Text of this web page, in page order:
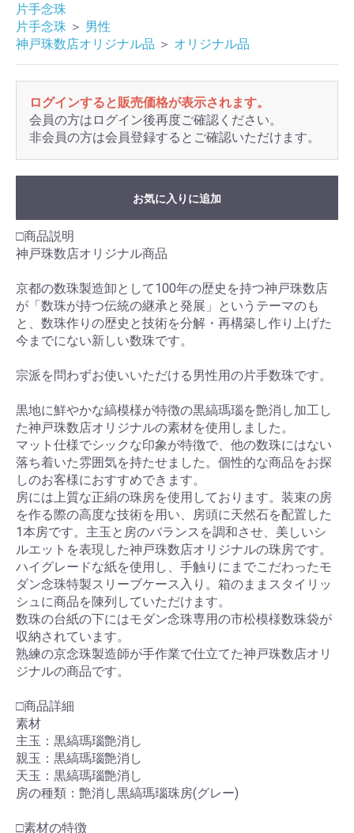
片手念珠
片手念珠 ＞ 男性
神戸珠数店オリジナル品 ＞ オリジナル品
ログインすると販売価格が表示されます。
会員の方はログイン後再度ご確認ください。
非会員の方は会員登録するとご確認いただけます。
お気に入りに追加
□商品説明
神戸珠数店オリジナル商品
京都の数珠製造卸として100年の歴史を持つ神戸珠数店
が「数珠が持つ伝統の継承と発展」というテーマのも
と、数珠作りの歴史と技術を分解・再構築し作り上げた
今までにない新しい数珠です。
宗派を問わずお使いいただける男性用の片手数珠です。
黒地に鮮やかな縞模様が特徴の黒縞瑪瑙を艶消し加工し
た神戸珠数店オリジナルの素材を使用しました。
マット仕様でシックな印象が特徴で、他の数珠にはない
落ち着いた雰囲気を持たせました。個性的な商品をお探
しのお客様におすすめできます。
房には上質な正絹の珠房を使用しております。装束の房
を作る際の高度な技術を用い、房頭に天然石を配置した
1本房です。主玉と房のバランスを調和させ、美しいシ
ルエットを表現した神戸珠数店オリジナルの珠房です。
ハイグレードな紙を使用し、手触りにまでこだわったモ
ダン念珠特製スリーブケース入り。箱のままスタイリッ
シュに商品を陳列していただけます。
数珠の台紙の下にはモダン念珠専用の市松模様数珠袋が
収納されています。
熟練の京念珠製造師が手作業で仕立てた神戸珠数店オリ
ジナルの商品です。
□商品詳細
素材
主玉：黒縞瑪瑙艶消し
親玉：黒縞瑪瑙艶消し
天玉：黒縞瑪瑙艶消し
房の種類：艶消し黒縞瑪瑙珠房(グレー)
□素材の特徴